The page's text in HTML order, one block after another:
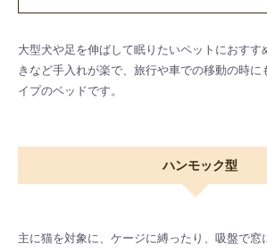
大型犬や足を伸ばして眠りたいペットにおすす
きなど手入れが楽で、旅行や車での移動の時に
イプのベッドです。
ハンモック型
主に猫を対象に、ケージに縛ったり、吸盤で窓